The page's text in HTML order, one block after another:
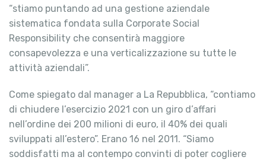
“stiamo puntando ad una gestione aziendale
sistematica fondata sulla Corporate Social
Responsibility che consentirà maggiore
consapevolezza e una verticalizzazione su tutte le
attività aziendali”.
Come spiegato dal manager a La Repubblica, “contiamo
di chiudere l’esercizio 2021 con un giro d’affari
nell’ordine dei 200 milioni di euro, il 40% dei quali
sviluppati all’estero”. Erano 16 nel 2011. “Siamo
soddisfatti ma al contempo convinti di poter cogliere